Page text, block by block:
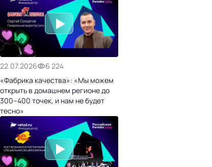
22.07.2026
6 224
«Фабрика качества»: «Мы можем
открыть в домашнем регионе до
300–400 точек, и нам не будет
тесно»